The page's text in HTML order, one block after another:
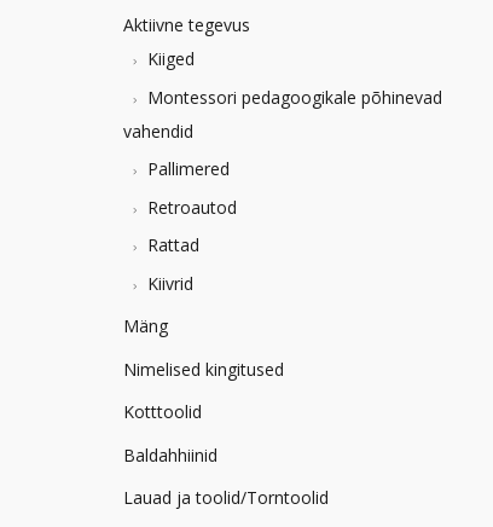
Aktiivne tegevus
Kiiged
Montessori pedagoogikale põhinevad
vahendid
Pallimered
Retroautod
Rattad
Kiivrid
Mäng
Nimelised kingitused
Kotttoolid
Baldahhiinid
Lauad ja toolid/Torntoolid